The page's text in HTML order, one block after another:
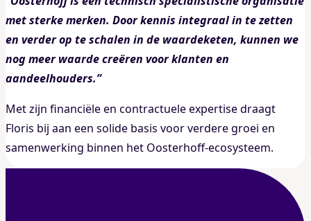
met sterke merken. Door kennis integraal in te zetten
en verder op te schalen in de waardeketen, kunnen we
nog meer waarde creëren voor klanten en
aandeelhouders.”
Met zijn financiële en contractuele expertise draagt
Floris bij aan een solide basis voor verdere groei en
samenwerking binnen het Oosterhoff‑ecosysteem.